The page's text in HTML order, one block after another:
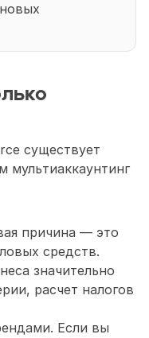
существует
мультиаккаунтинг
причина — это
средств.
значительно
расчет налогов
Если вы